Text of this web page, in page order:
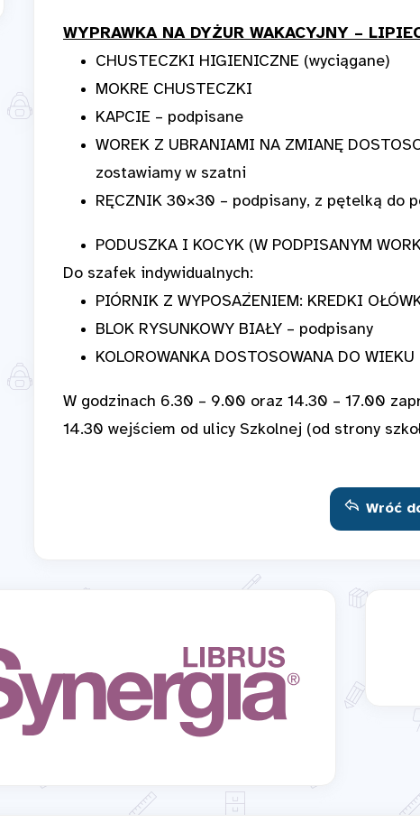
WYPRAWKA NA DYŻUR WAKACYJNY –
CHUSTECZKI HIGIENICZNE (wyciągane)
MOKRE CHUSTECZKI
KAPCIE – podpisane
WOREK Z UBRANIAMI NA ZMIANĘ
zostawiamy w szatni
RĘCZNIK 30×30 – podpisany, z pętelką do
PODUSZKA I KOCYK (W PODPISANYM
Do szafek indywidualnych:
PIÓRNIK Z WYPOSAŻENIEM: KREDKI
BLOK RYSUNKOWY BIAŁY – podpisany
KOLOROWANKA DOSTOSOWANA DO
W godzinach 6.30 – 9.00 oraz 14.30 – 17.00
14.30 wejściem od ulicy Szkolnej (od strony
Wróć